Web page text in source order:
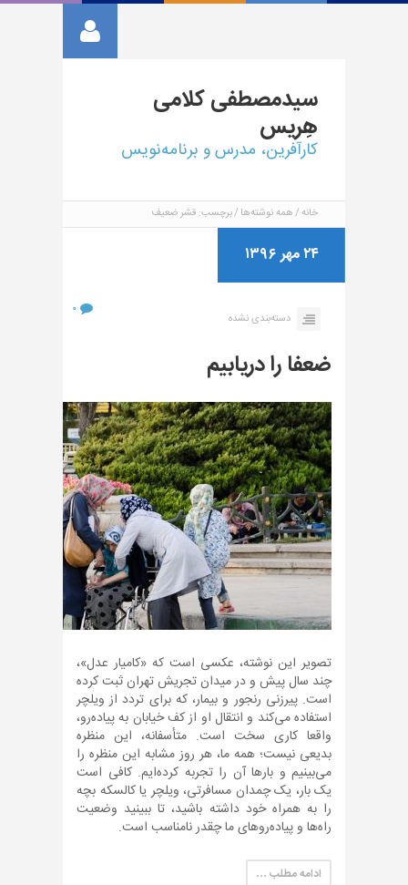
سیدمصطفیکلامی
هِریس
کارآفرین، مدرس و برنامه‌نویس
خانه همه نوشته‌ها برچسب: قشر ضعیف
۲۴ مهر ۱۳۹۶
دسته‌بندی نشده
۰
ضعفا را دریابیم
تصویر این نوشته، عکسی است که «کامیار عدل»،
چند سال پیش و در میدان تجریش تهران ثبت کرده
است. پیرزنی رنجور و بیمار، که برای تردد از ویلچر
استفاده می‌کند و انتقال او از کف خیابان به پیاده‌رو،
واقعا کاری سخت است. متأسفانه، این منظره
بدیعی نیست؛ همه ما، هر روز مشابه این منظره را
می‌بینیم و بارها آن را تجربه کرده‌ایم. کافی است
یک بار، یک چمدان مسافرتی، ویلچر یا کالسکه بچه
را به همراه خود داشته باشید، تا ببینید وضعیت
راه‌ها و پیاده‌روهای ما چقدر نامناسب است.
ادامه مطلب …